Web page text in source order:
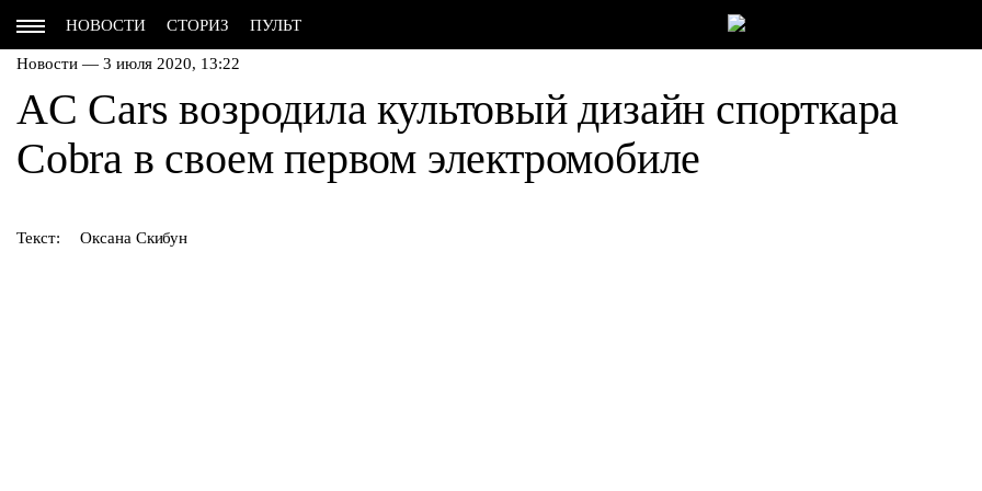
НОВОСТИ СТОРИЗ ПУЛЬТ
Новости — 3 июля 2020, 13:22
AC Cars возродила культовый дизайн спорткара
Cobra в своем первом электромобиле
Текст: Оксана Скибун